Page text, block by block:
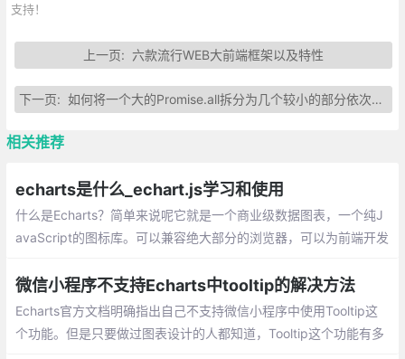
支持！
上一页: 六款流行WEB大前端框架以及特性
下一页:如何将一个大的Promise.all拆分为几个较小的部分依次执行
相关推荐
echarts是什么_echart.js学习和使用
什么是Echarts？简单来说呢它就是一个商业级数据图表，一个纯J
avaScript的图标库。可以兼容绝大部分的浏览器，可以为前端开发
表。
微信小程序不支持Echarts中tooltip的解决方法
Echarts官方文档明确指出自己不支持微信小程序中使用Tooltip这
个功能。但是只要做过图表设计的人都知道，Tooltip这个功能有多